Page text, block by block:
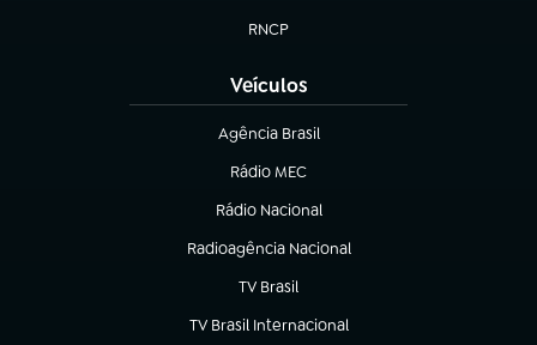
RNCP
(abre em nova aba)
Veículos
Agência Brasil
(abre em nova aba)
Rádio MEC
Rádio Nacional
(abre em nova aba)
Radioagência Nacional
(abre em nova aba)
TV Brasil
(abre em nova aba)
TV Brasil Internacional
(abre em nova aba)